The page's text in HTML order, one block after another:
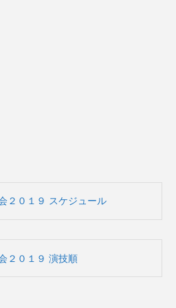
２０１９ スケジュール
２０１９ 演技順